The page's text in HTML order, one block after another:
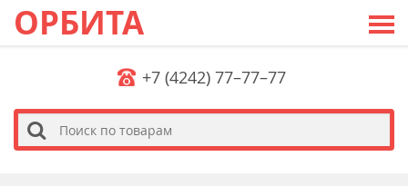
ОРБИТА
+7 (4242) 77–77–77
s